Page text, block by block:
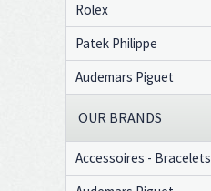
Rolex
Patek Philippe
Audemars Piguet
OUR BRANDS
Accessoires - Bracelets